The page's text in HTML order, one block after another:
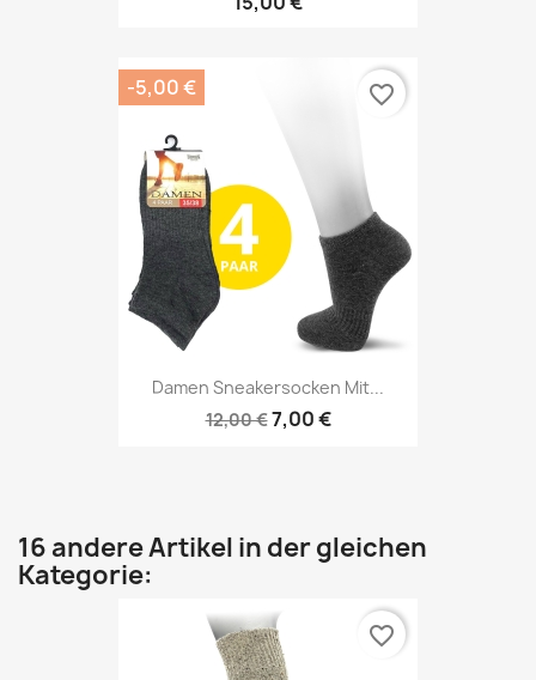
Damen Sneakersocken Mit...
12,00 €7,00 €
-5,00 € favorite_border
16 andere Artikel in der gleichen
Kategorie:
favorite_border